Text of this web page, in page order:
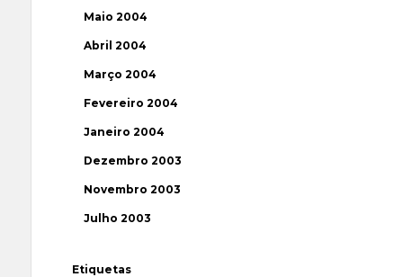
Maio 2004
Abril 2004
Março 2004
Fevereiro 2004
Janeiro 2004
Dezembro 2003
Novembro 2003
Julho 2003
Etiquetas